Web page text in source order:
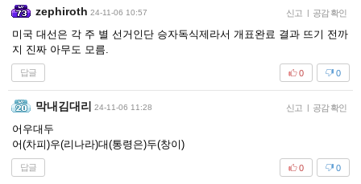
zephiroth 24-11-06 10:57 신고 공감 확인
미국 대선은 각 주 별 선거인단 승자독식제라서 개표완료 결과 뜨기 전까
지 진짜 아무도 모름.
답글 0
0
막내김대리 24-11-06 11:28 신고 공감 확인
어우대두
어(차피)우(리나라)대(통령은)두(창이)
답글 0
0